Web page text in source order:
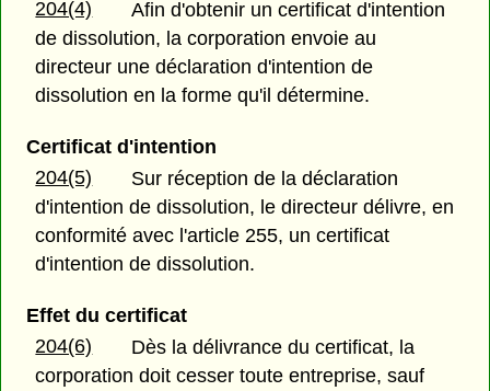
204(4)
Afin d'obtenir un certificat d'intention
de dissolution, la corporation envoie au
directeur une déclaration d'intention de
dissolution en la forme qu'il détermine.
Certificat d'intention
204(5)
Sur réception de la déclaration
d'intention de dissolution, le directeur délivre, en
conformité avec l'article 255, un certificat
d'intention de dissolution.
Effet du certificat
204(6)
Dès la délivrance du certificat, la
corporation doit cesser toute entreprise, sauf